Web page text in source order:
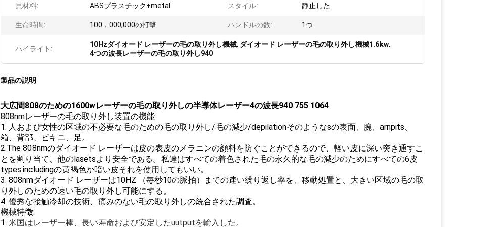
貝材料: ABSプラスチック+metal スタイル: 静止した
生命時間: 100，000,000の打撃 ハンドルの数: 1つ
ハイライト:
10Hzダイオード レーザーの毛の取り外し機械, ダイオード レーザーの毛の取り外し機械1.6kw,
4つの波長レーザーの毛の取り外し940
製品の説明
大広間808のための1600wレーザーの毛の取り外しの半導体レーザー4の波長940 755 1064
808nmレーザーの毛の取り外し装置の機能
1. 人および女性の区域の不必要な毛のための毛の取り外し/毛の減少/depilationそのようなsの表面、腕、arnpits、
箱、背部、ビキニ、足。
2.The 808nmのダイオード レーザーは皮の表皮のメラニンの顔料を防ぐことができるので、軽い皮に深い突き通すこ
とを割り当て、他のlasetsより安全である。私達はすべての着色された毛の永久的な毛の減少のためにすべての6皮
types.includingの黄褐色か暗い皮それを使用してもいい。
3. 808nmダイオード レーザーは10HZ （毎秒10の脈拍）までの速い繰り返し率を、移動処置と、大きい区域の毛の取
り外しのための速い毛の取り外し可能にする。
4. 優秀な接触冷却の技術、痛みのない毛の取り外しの統合された調査。
機械特徴:
1. 米国はレーザー棒、長い寿命および安定したuutputを輸入した。